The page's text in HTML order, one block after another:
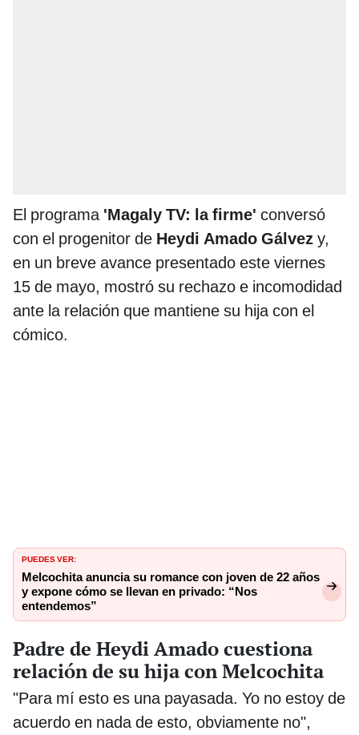
El programa 'Magaly TV: la firme' conversó
con el progenitor de Heydi Amado Gálvez y,
en un breve avance presentado este viernes
15 de mayo, mostró su rechazo e incomodidad
ante la relación que mantiene su hija con el
cómico.
PUEDES VER:
Melcochita anuncia su romance con joven de 22 años
y expone cómo se llevan en privado: “Nos
entendemos”
Padre de Heydi Amado cuestiona
relación de su hija con Melcochita
"Para mí esto es una payasada. Yo no estoy de
acuerdo en nada de esto, obviamente no",